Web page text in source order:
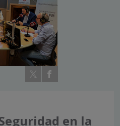
en la